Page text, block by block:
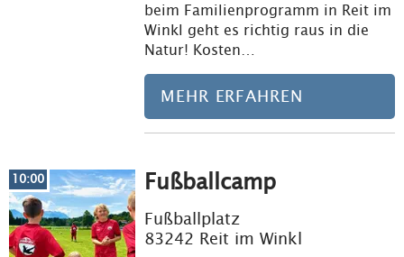
beim Familienprogramm in Reit im
Winkl geht es richtig raus in die
Natur! Kosten…
MEHR ERFAHREN
Fußballcamp
Fußballplatz
83242 Reit im Winkl
10:00